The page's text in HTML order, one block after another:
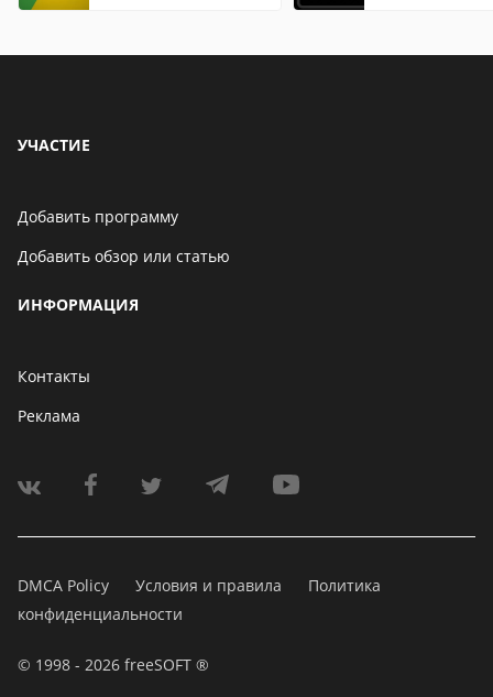
УЧАСТИЕ
Добавить программу
Добавить обзор или статью
ИНФОРМАЦИЯ
Контакты
Реклама
DMCA Policy Условия и правила
Политика
конфиденциальности
© 1998 - 2026 freeSOFT ®